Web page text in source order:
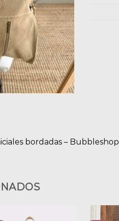
bordadas –